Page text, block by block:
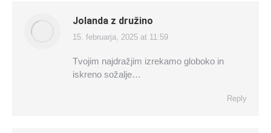
Jolanda z družino
says:
15. februarja, 2025 at 11:59
Tvojim najdražjim izrekamo globoko in
iskreno sožalje…
Reply